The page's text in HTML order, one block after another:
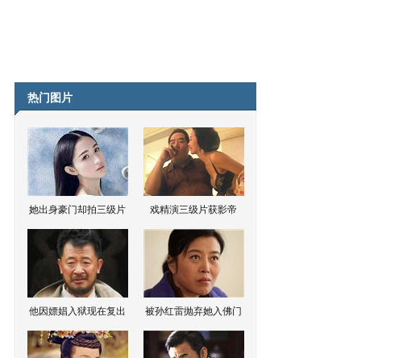
热门图片
她出身豪门却拍三级片 戏精演三级片获影帝
他因嫖娼入狱现在复出 被孙红雷抛弃她入佛门